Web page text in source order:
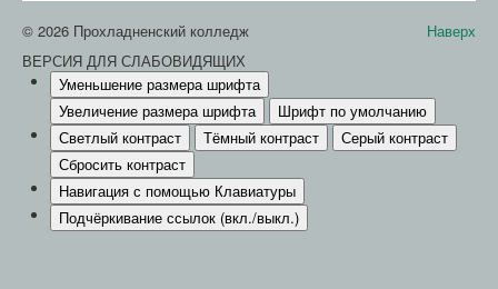
Наверх
© 2026 Прохладненский колледж
ВЕРСИЯ ДЛЯ СЛАБОВИДЯЩИХ
Уменьшение размера шрифта
Увеличение размера шрифта
Шрифт по умолчанию
Светлый контраст
Тёмный контраст
Серый контраст
Сбросить контраст
Навигация с помощью Клавиатуры
Подчёркивание ссылок (вкл./выкл.)